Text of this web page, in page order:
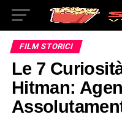
FILM STORICI
Le 7
Hitman: